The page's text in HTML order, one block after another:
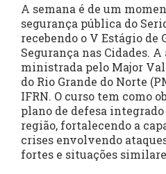
A semana é de um
segurança pública do
recebendo o V Estágio de
Segurança nas Cidades.
ministrada pelo Major
do Rio Grande do Norte
IFRN. O curso tem como
plano de defesa
região, fortalecendo a
crises envolvendo
fortes e situações